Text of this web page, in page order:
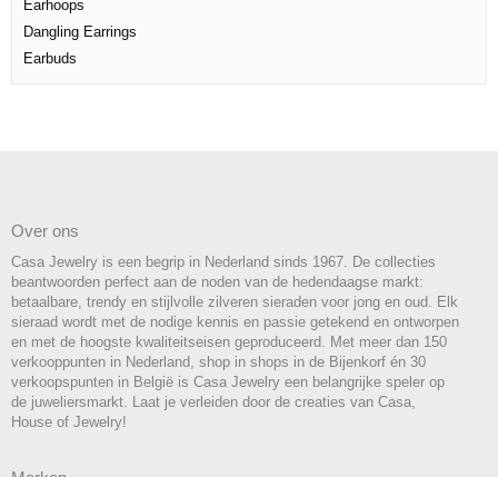
Earhoops
Dangling Earrings
Earbuds
Over ons
Casa Jewelry is een begrip in Nederland sinds 1967. De collecties
beantwoorden perfect aan de noden van de hedendaagse markt:
betaalbare, trendy en stijlvolle zilveren sieraden voor jong en oud. Elk
sieraad wordt met de nodige kennis en passie getekend en ontworpen
en met de hoogste kwaliteitseisen geproduceerd. Met meer dan 150
verkooppunten in Nederland, shop in shops in de Bijenkorf én 30
verkoopspunten in België is Casa Jewelry een belangrijke speler op
de juweliersmarkt. Laat je verleiden door de creaties van Casa,
House of Jewelry!